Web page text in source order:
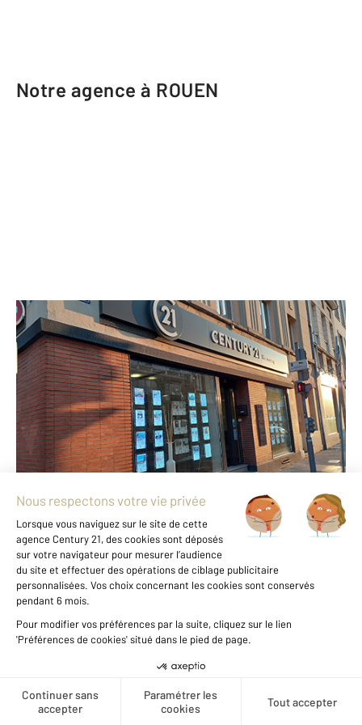
Créer une alerte
Notre agence à ROUEN
CENTURY 21 Harmony
18 rue de Crosne
ROUEN - 76000
Envoyer un message
Téléphoner à l'agence
Notre agence est notée
par nos clientsAvis authentifiés par
Qualitelis
Voir tous les avis clients